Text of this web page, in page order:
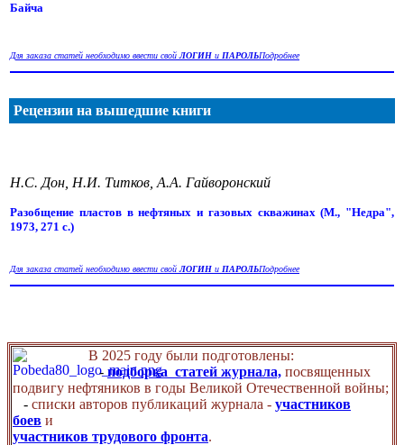
Байча
Для заказа статей необходимо ввести свойЛОГИН и ПАРОЛЬПодробнее
Рецензии на вышедшие книги
Н.С. Дон, Н.И. Титков, А.А. Гайворонский
Разобщение пластов в нефтяных и газовых скважинах (М., "Недра",
1973, 271 с.)
Для заказа статей необходимо ввести свойЛОГИН и ПАРОЛЬПодробнее
В 2025 году были подготовлены:
- подборка статей журнала, посвященных
подвигу нефтяников в годы Великой Отечественной войны;
- списки авторов публикаций журнала - участников
боев и
участников трудового фронта.